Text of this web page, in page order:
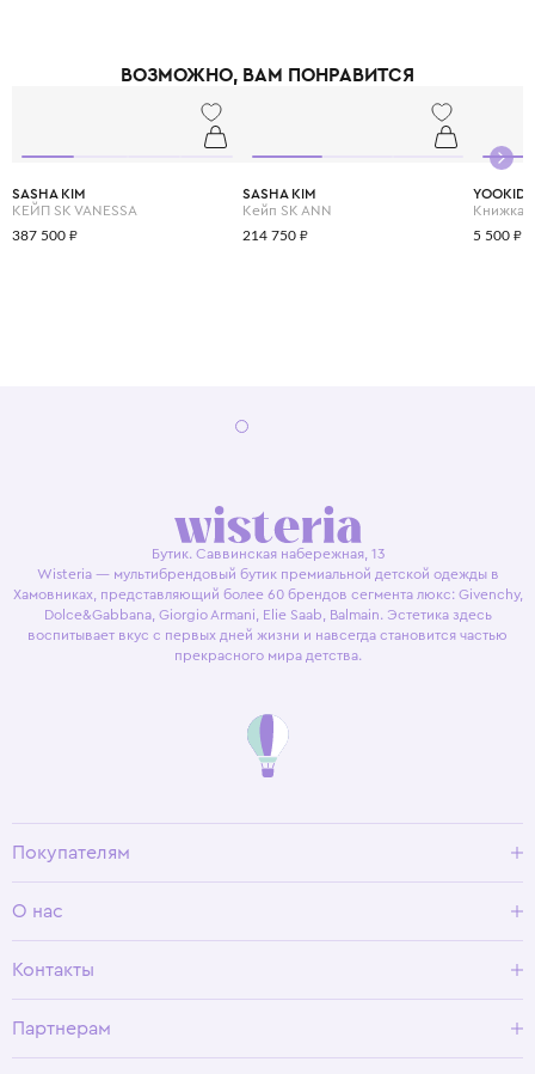
ВОЗМОЖНО, ВАМ ПОНРАВИТСЯ
SASHA KIM
КЕЙП SK VANESSA
387 500 ₽
SASHA KIM
Кейп SK ANN
214 750 ₽ 5 500 ₽
Бутик. Саввинская набережная, 13
Wisteria — мультибрендовый бутик премиальной детской одежды в
Хамовниках, представляющий более 60 брендов сегмента люкс: Givenchy,
Dolce&Gabbana, Giorgio Armani, Elie Saab, Balmain. Эстетика здесь
воспитывает вкус с первых дней жизни и навсегда становится частью
прекрасного мира детства.
Покупателям
Условия возврата
О нас
Программа лояльности
Контакты
Партнерам